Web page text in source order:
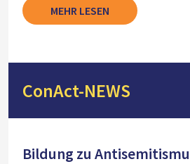
MEHR LESEN
ConAct-NEWS
Bildung zu